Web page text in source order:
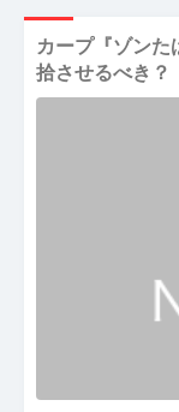
カープ『ゾン
拾させるべき？